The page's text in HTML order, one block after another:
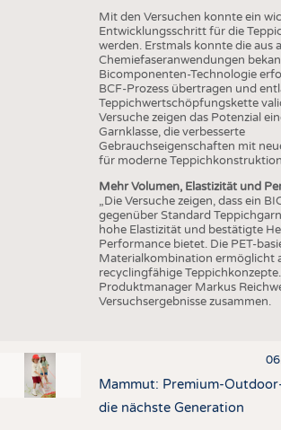
ADRESSEN & LINKS
PUBLIKATIONEN
Mit den Versuchen konnte ein
Entwicklungsschritt für die
werden. Erstmals konnte die aus
Chemiefaseranwendungen
Bicomponenten-Technologie
BCF-Prozess übertragen und
Teppichwertschöpfungskette
Versuche zeigen das Potenzial
Garnklasse, die verbesserte
Gebrauchseigenschaften mit
für moderne
Mehr Volumen, Elastizität und
„Die Versuche zeigen, dass ein
gegenüber Standard
hohe Elastizität und bestätigte
Performance bietet. Die PET-
Materialkombination ermöglicht
recyclingfähige
Produktmanager Markus
Versuchsergebnisse zusammen.
Mammut: Premium-
die nächste Generation